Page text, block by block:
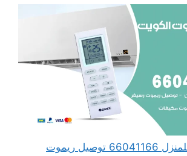
توصيل ريموت للمنزل 66041166 توصيل ريموت